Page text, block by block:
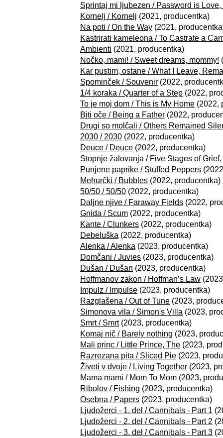
Sprintaj mi ljubezen / Password is Love,
Kornelj / Kornelj (2021, producentka)
Na poti / On the Way (2021,
Kastrirati kameleona / To Castrate a
Ambienti (2021, producentka)
Nočko, mami! / Sweet dreams, mommy!
Kar pustim, ostane / What I Leave,
Spominček / Souvenir (2022,
1/4 koraka / Quarter of a Step (2022,
To je moj dom / This is My Home (2022,
Biti oče / Being a Father (2022,
Drugi so molčali / Others Remained
2030 / 2030 (2022, producentka)
Deuce / Deuce (2022, producentka)
Stopnje žalovanja / Five Stages of
Punjene paprike / Stuffed Peppers
Mehurčki / Bubbles (2022, producentka)
50/50 / 50/50 (2022, producentka)
Daljne njive / Faraway Fields (2022,
Gnida / Scum (2022, producentka)
Kante / Clunkers (2022, producentka)
Debeluška (2022, producentka)
Alenka / Alenka (2023, producentka)
Domčani / Juvies (2023, producentka)
Dušan / Dušan (2023, producentka)
Hoffmanov zakon / Hoffman’s Law
Impulz / Impulse (2023, producentka)
Razglašena / Out of Tune (2023,
Simonova vila / Simon's Villa (2023,
Smrt / Smrt(2023, producentka)
Komaj nič / Barely nothing (2023,
Mali princ / Little Prince, The (2023,
Razrezana pita / Sliced Pie (2023,
Živeti v dvoje / Living Together (2023,
Mama mami / Mom To Mom (2023,
Ribolov / Fishing (2023, producentka)
Osebna / Papers (2023, producentka)
Ljudožerci - 1. del / Cannibals - Part 1
Ljudožerci - 2. del / Cannibals - Part 2
Ljudožerci - 3. del / Cannibals - Part 3